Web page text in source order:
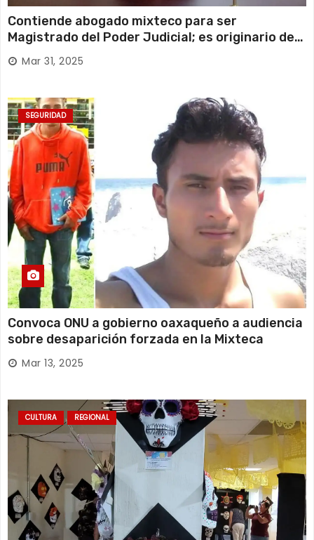
Contiende abogado mixteco para ser
Magistrado del Poder Judicial; es originario de
Huajuapan de León
Mar 31, 2025
SEGURIDAD
Convoca ONU a gobierno oaxaqueño a audiencia
sobre desaparición forzada en la Mixteca
Mar 13, 2025
CULTURA REGIONAL